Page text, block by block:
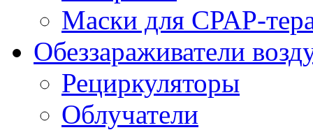
Маски для CPAP-
Обеззараживатели
Рециркуляторы
Облучатели